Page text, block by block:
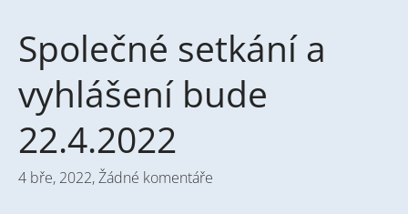
Společné setkání a
vyhlášení bude
22.4.2022
4 bře, 2022,Žádné komentáře